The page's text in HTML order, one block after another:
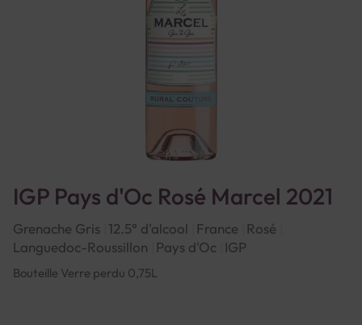
IGP Pays d'Oc Rosé Marcel 2021
Grenache Gris 12.5° d'alcool France
Rosé
Languedoc-Roussillon
Pays d'Oc IGP
Bouteille Verre perdu 0,75L